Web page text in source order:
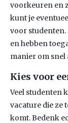
voorkeuren en
kunt je
voor studenten.
en hebben
manier om snel
Kies voor
Veel studenten
vacature die ze
komt. Bedenk